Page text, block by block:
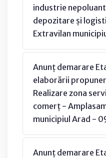
industrie
depozitare și
Extravilan
Anunț demarare
elaborării
Realizare zona
comerț -
municipiul Arad -
Anunț demarare